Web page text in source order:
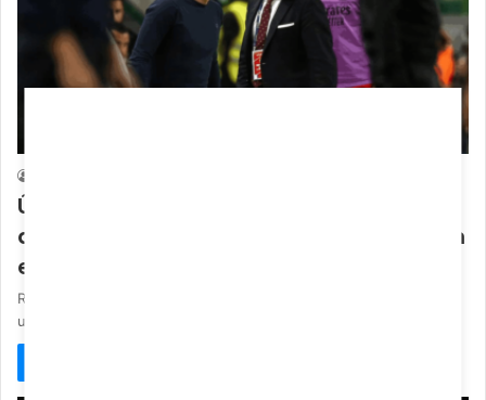
Última hora: Rui Pedro Braz despede-se
de Nelson Veríssimo e deixa mensagem
emocionante
Rui Pedro Braz recorreu à sua página de Instagram para deixar
uma sentida dedicatória a Nelson Veríssimo, que está de…